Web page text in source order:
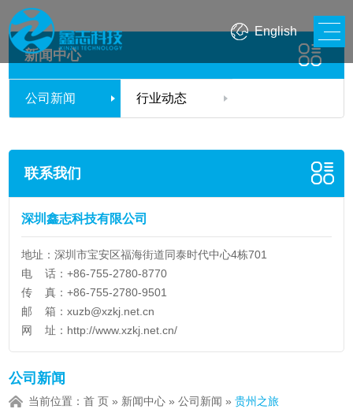
English
新闻中心
公司新闻 行业动态
联系我们
深圳鑫志科技有限公司
地址：深圳市宝安区福海街道同泰时代中心4栋701
电 话：+86-755-2780-8770
传 真：+86-755-2780-9501
邮 箱：xuzb@xzkj.net.cn
网 址： http://www.xzkj.net.cn/
公司新闻
当前位置：首 页 » 新闻中心 »公司新闻 »贵州之旅